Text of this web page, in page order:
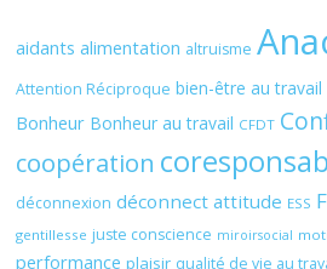
aidants alimentation altruisme
Attention Réciproque bien-être au travail
Bonheur Bonheur au travail CFDT
coopération
déconnexion déconnect attitude ESS
gentillesse juste conscience miroirsocial
performance plaisir qualité de vie au